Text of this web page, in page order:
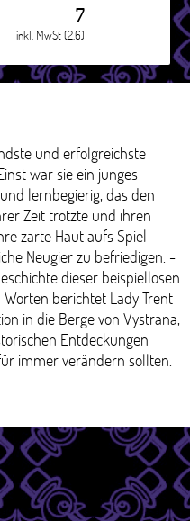
7
inkl. MwSt (2.6)
und erfolgreichste
war sie ein junges
lernbegierig, das den
Zeit trotzte und ihren
zarte Haut aufs Spiel
Neugier zu befriedigen. -
dieser beispiellosen
berichtet Lady Trent
in die Berge von Vystrana,
Entdeckungen
immer verändern sollten.